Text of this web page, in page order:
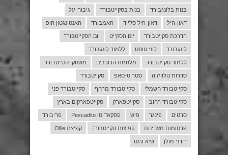
בנות בלונגבורד בנות בסקייטבורד גיבורי על
דאון-היל דאון-היל סלייד האמבורד האנטינגטון הופ
הדרכת סקייטבורד יום הסקייט יום הסקייטבורד
לונגבורד לוני טופט ללמוד לונגבורד
ללמוד סקייטבורד מלחמת הכוכבים משחקי סקייטבורד
סדרות טלוויזיה סטריט-סאפ סקייטבורד
סקייטבורד חשמלי סקייטבורד מרחף סקייטבורד פני
סקייטבורד רחוב סקייטפארק סקייטפארקים בארץ
סרטים פינגר פיש פסקאדיטו Pescadito פריבורד
פרסומות מעניינות קפיצות סקייטבורד קפיצת Ollie
רודני מולן שיא גינס